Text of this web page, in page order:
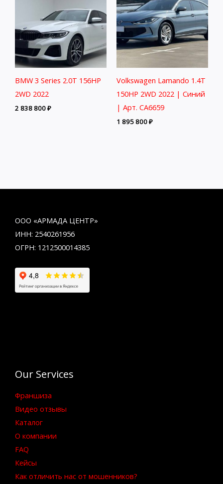
BMW 3 Series 2.0T 156HP
2WD 2022
2 838 800₽
Volkswagen Lamando 1.4T
150HP 2WD 2022 | Синий
| Арт. CA6659
1 895 800₽
ООО «АРМАДА ЦЕНТР»
ИНН: 2540261956
ОГРН: 1212500014385
Our Services
Франшиза
Видео отзывы
Каталог
О компании
FAQ
Кейсы
Как отличить нас от мошенников?